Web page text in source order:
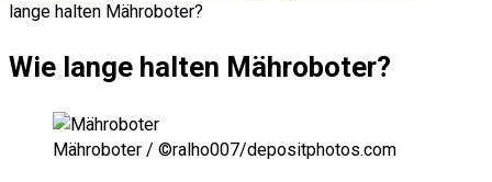
lange halten Mähroboter?
Wie lange halten Mähroboter?
Mähroboter / ©ralho007/depositphotos.com